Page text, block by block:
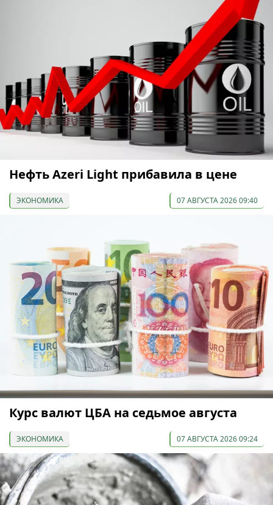
Нефть Azeri Light прибавила в цене
ЭКОНОМИКА 07 АВГУСТА 2026 09:40
Курс валют ЦБА на седьмое августа
ЭКОНОМИКА 07 АВГУСТА 2026 09:24